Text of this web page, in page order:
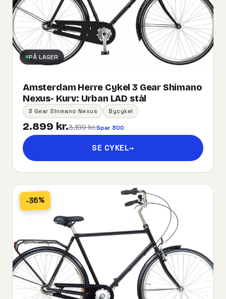
PÅ LAGER
Amsterdam Herre Cykel 3 Gear Shimano
Nexus- Kurv:​ ​Urban​ ​LAD​ ​stål
3 Gear Shimano Nexus Bycykel
2.899 kr.3.199 kr.Spar 300
SE CYKEL→
-36%